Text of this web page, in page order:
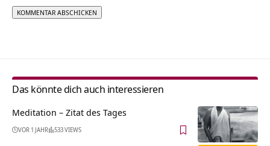
Das könnte dich auch interessieren
Meditation – Zitat des Tages
VOR 1 JAHR 533 VIEWS